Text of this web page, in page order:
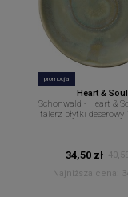
promocja
Heart & Soul
Schonwald - Heart &
talerz płytki deserowy
34,50 zł
Najniższa cena: